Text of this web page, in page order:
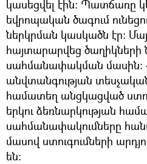
կասեցվել էին։ Պատճառը
եվրոպական ծագում
ներկրման կասկածն էր։
հայտարարվեց ծաղիկների
սահմանափակման մասին։
անվտանգության
համատեղ անցկացված
երկու ձեռնարկության
սահմանափակումները
մասով ստուգումների
են։